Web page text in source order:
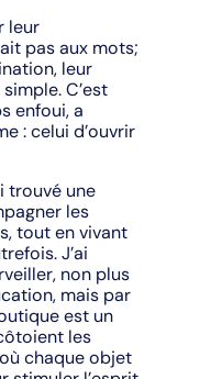
leur
pas aux mots;
leur
C’est
enfoui, a
: celui d’ouvrir
trouvé une
les
tout en vivant
J’ai
non plus
mais par
est un
les
chaque objet